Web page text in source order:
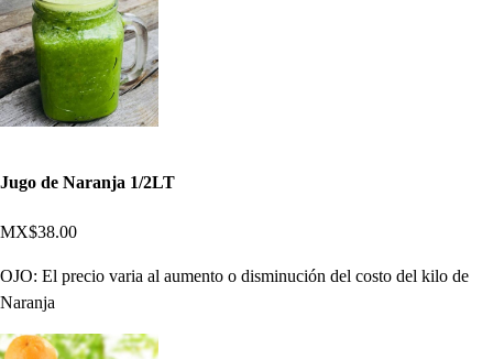
Jugo de Naranja 1/2LT
MX$38.00
OJO: El precio varia al aumento o disminución del costo del kilo de
Naranja